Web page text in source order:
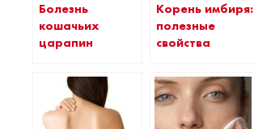
Болезнь
кошачьих
царапин
Корень имбиря:
полезные
свойства